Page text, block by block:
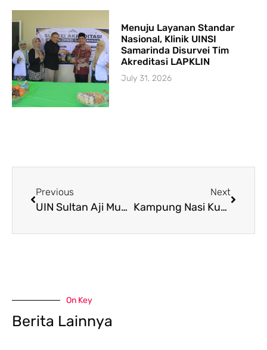
Menuju Layanan Standar
Nasional, Klinik UINSI
Samarinda Disurvei Tim
Akreditasi LAPKLIN
July 31, 2026
Previous
UIN Sultan Aji Muhammad Idris Samarinda Hadiri Universitas Mulawarman Bershalawat dalam Rangka Dies Natalis ke – 63
Next
Kampung Nasi Kuning Digagas Menjadi Kawasan Kuliner Halal, Pukaha UINSI Samarinda Mitra Dengan Halal Center Al Raudah
On Key
Berita Lainnya